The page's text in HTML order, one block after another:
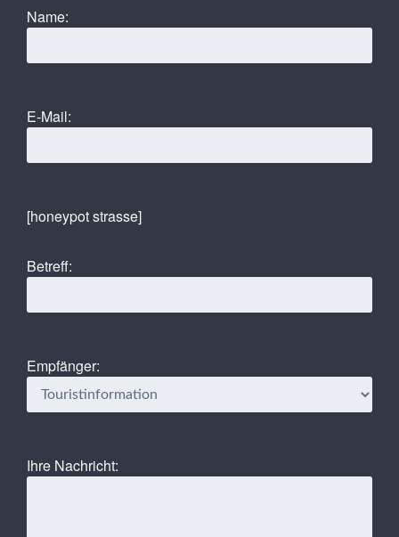
Name:
E-Mail:
[honeypot strasse]
Betreff:
Empfänger:
Ihre Nachricht: